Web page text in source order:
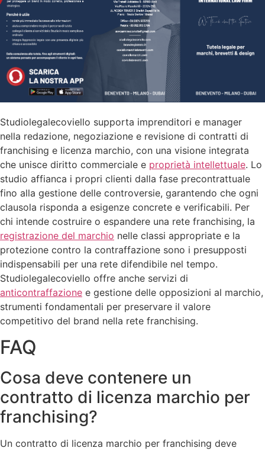
Studiolegalecoviello supporta imprenditori e manager
nella redazione, negoziazione e revisione di contratti di
franchising e licenza marchio, con una visione integrata
che unisce diritto commerciale e proprietà intellettuale. Lo
studio affianca i propri clienti dalla fase precontrattuale
fino alla gestione delle controversie, garantendo che ogni
clausola risponda a esigenze concrete e verificabili. Per
chi intende costruire o espandere una rete franchising, la
registrazione del marchio nelle classi appropriate e la
protezione contro la contraffazione sono i presupposti
indispensabili per una rete difendibile nel tempo.
Studiolegalecoviello offre anche servizi di
anticontraffazione e gestione delle opposizioni al marchio,
strumenti fondamentali per preservare il valore
competitivo del brand nella rete franchising.
FAQ
Cosa deve contenere un
contratto di licenza marchio per
franchising?
Un contratto di licenza marchio per franchising deve